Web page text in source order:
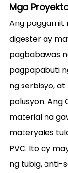
Mga
Ang paggamit
digester‌ ay
pagbabawas
pagpapabuti
ng serbisyo,
polusyon. Ang
material na
materyales
PVC. Ito ay
ng tubig, anti-